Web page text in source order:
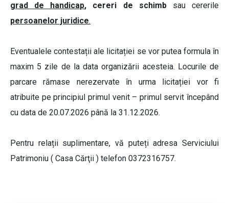
grad de handicap, cereri de schimb sau cererile
persoanelor juridice.
Eventualele contestații ale licitației se vor putea formula în
maxim 5 zile de la data organizării acesteia. Locurile de
parcare rămase nerezervate în urma licitației vor fi
atribuite pe principiul primul venit – primul servit începând
cu data de 20.07.2026 până la 31.12.2026.
Pentru relații suplimentare, vă puteți adresa Serviciului
Patrimoniu ( Casa Cărţii ) telefon 0372316757.